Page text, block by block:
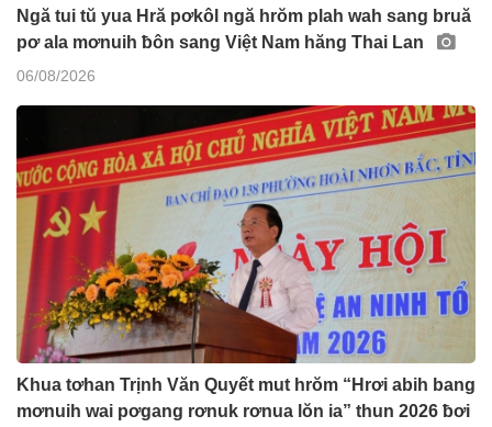
Ngă tui tŭ yua Hră pơkôl ngă hrŏm plah wah sang bruă
pơ ala mơnuih ƀôn sang Việt Nam hăng Thai Lan
06/08/2026
Khua tơhan Trịnh Văn Quyết mut hrŏm “Hrơi abih bang
mơnuih wai pơgang rơnuk rơnua lŏn ia” thun 2026 ƀơi